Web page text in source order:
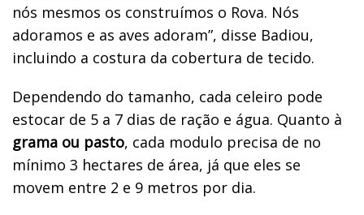
nós mesmos os construímos o Rova. Nós
adoramos e as aves adoram”, disse Badiou,
incluindo a costura da cobertura de tecido.
Dependendo do tamanho, cada celeiro pode
estocar de 5 a 7 dias de ração e água. Quanto à
grama ou pasto, cada modulo precisa de no
mínimo 3 hectares de área, já que eles se
movem entre 2 e 9 metros por dia.